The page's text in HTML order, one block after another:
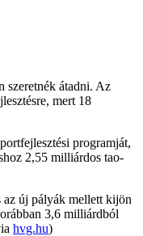
szeretnék átadni. Az
mert 18
programját,
2,55 milliárdos tao-
az új pályák mellett kijön
3,6 milliárdból
hvg.hu)